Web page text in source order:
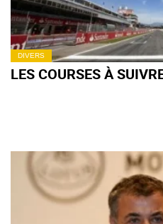
DIVERS
LES COURSES À